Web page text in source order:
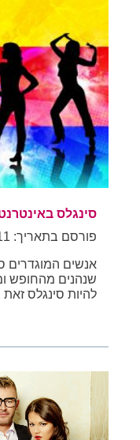
סינגלס
פורסם בתאריך: 28/04/2011 10:51:15
אנשים המוגדרים
שנהנים מהחופש
להיות סינגלס